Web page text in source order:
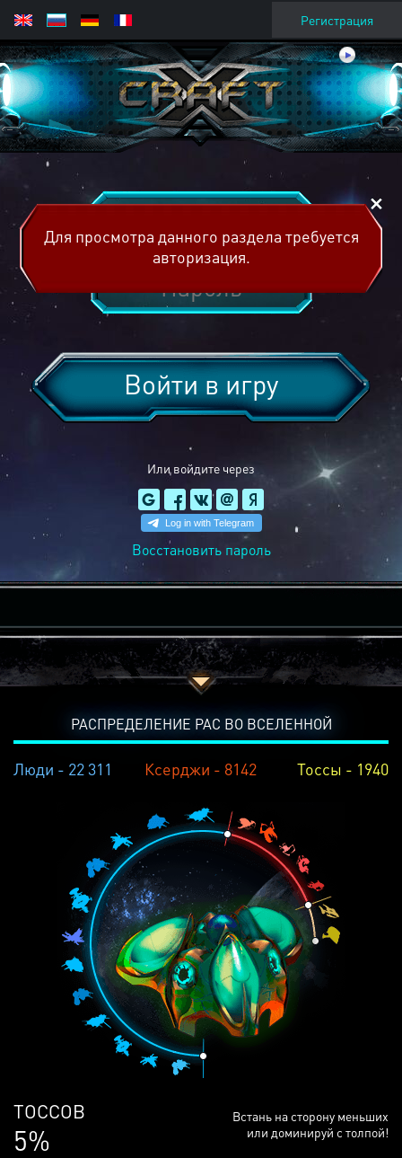
Регистрация
Или войдите через
Войти в игру
Восстановить пароль
Для просмотра данного раздела требуется
авторизация.
РАСПРЕДЕЛЕНИЕ РАС ВО ВСЕЛЕННОЙ
Люди - 22 311 Ксерджи - 8142 Тоссы - 1940
ЛЮДЕЙ
68%
Встань на сторону меньших
или доминируй с толпой!